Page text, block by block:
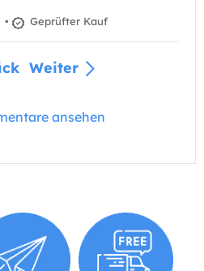
• Geprüfter Kauf
Weiter
ansehen